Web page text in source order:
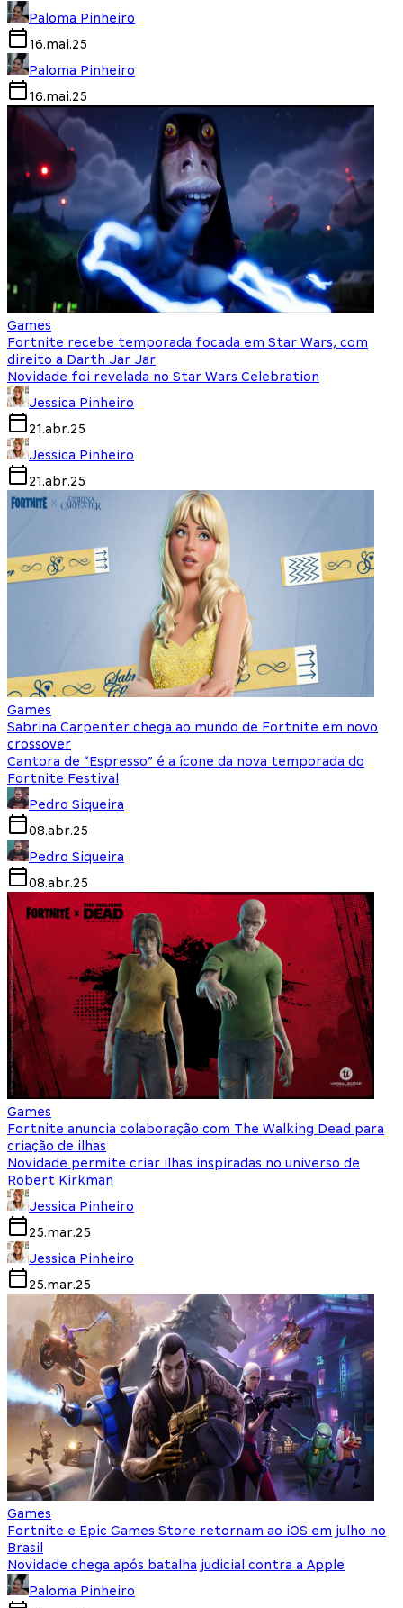
Paloma Pinheiro
16.mai.25
Paloma Pinheiro
16.mai.25
Games
Fortnite recebe temporada focada em Star Wars, com
direito a Darth Jar Jar
Novidade foi revelada no Star Wars Celebration
Jessica Pinheiro
21.abr.25
Jessica Pinheiro
21.abr.25
Games
Sabrina Carpenter chega ao mundo de Fortnite em novo
crossover
Cantora de “Espresso” é a ícone da nova temporada do
Fortnite Festival
Pedro Siqueira
08.abr.25
Pedro Siqueira
08.abr.25
Games
Fortnite anuncia colaboração com The Walking Dead para
criação de ilhas
Novidade permite criar ilhas inspiradas no universo de
Robert Kirkman
Jessica Pinheiro
25.mar.25
Jessica Pinheiro
25.mar.25
Games
Fortnite e Epic Games Store retornam ao iOS em julho no
Brasil
Novidade chega após batalha judicial contra a Apple
Paloma Pinheiro